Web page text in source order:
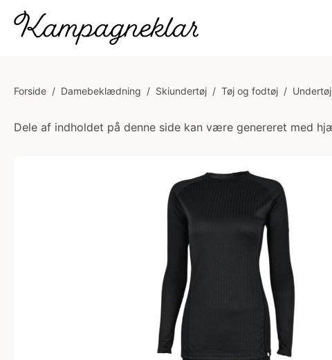
Forside / Damebeklædning / Skiundertøj / Tøj og fodtøj /
Dele af indholdet på denne side kan være genereret med